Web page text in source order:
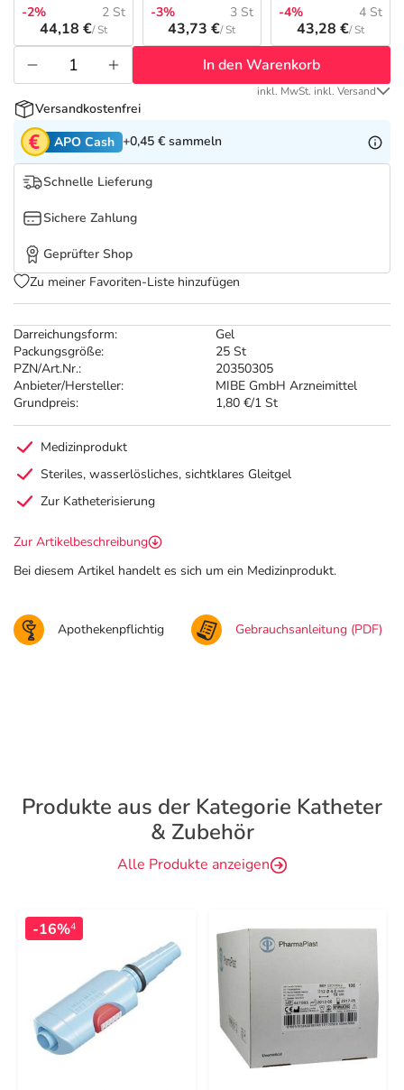
Tierapotheke
Vitamine & Mineralstoffe
Marken
Salus Deals
Darreichungsform:
Gel
Packungsgröße:
25 St
PZN/Art.Nr.:
20350305
Anbieter/Hersteller:
MIBE GmbH Arzneimittel
Grundpreis:
1,80 €/1 St
-2%
2 St
44,18 €/ St
-3% 3 St
43,73 €/ St
-4% 4 St
43,28 €/ St
In den Warenkorb
inkl. MwSt. inkl. Versand
Versandkostenfrei
APO Cash +0,45 € sammeln
Schnelle Lieferung
Sichere Zahlung
Geprüfter Shop
Zu meiner Favoriten-Liste hinzufügen
Medizinprodukt
Steriles, wasserlösliches, sichtklares Gleitgel
Zur Katheterisierung
Zur Artikelbeschreibung
Bei diesem Artikel handelt es sich um ein Medizinprodukt.
Apothekenpflichtig Gebrauchsanleitung (PDF)
Produkte aus der Kategorie Katheter
& Zubehör
Alle Produkte anzeigen
-16%4